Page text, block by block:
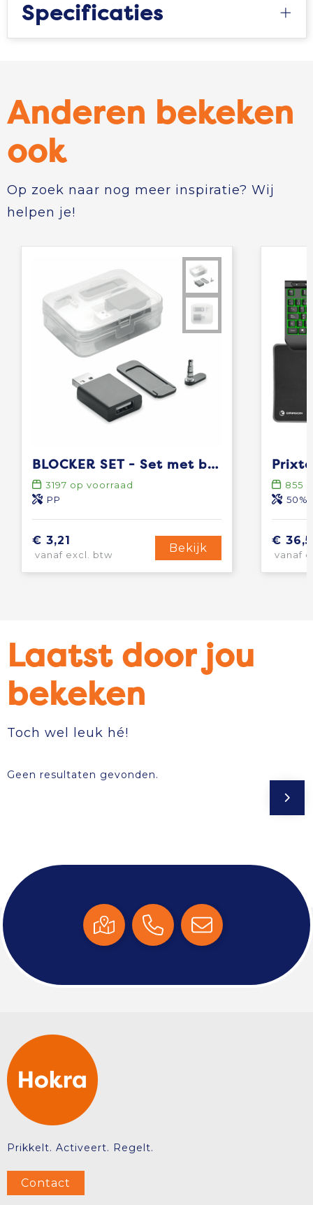
Specificaties
Anderen bekeken
ook
Op zoek naar nog meer inspiratie? Wij
helpen je!
BLOCKER SET - Set met blockers voor laptop
3197 op voorraad
PP
€ 3,21
vanaf excl. btw
Bekijk
855
50%
€
vanaf
Laatst door jou
bekeken
Toch wel leuk hé!
Geen resultaten gevonden.
Prikkelt. Activeert. Regelt.
Contact